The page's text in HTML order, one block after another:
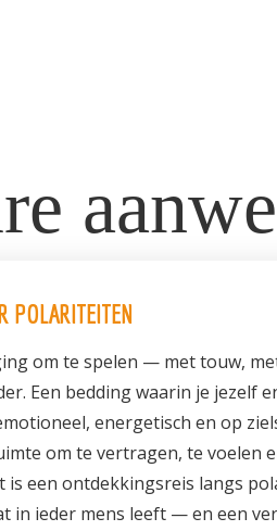
POLARITEITEN
om te spelen — met touw,
Een bedding waarin je jezelf
energetisch en op
om te vertragen, te voelen
is een ontdekkingsreis langs
in ieder mens leeft — en een